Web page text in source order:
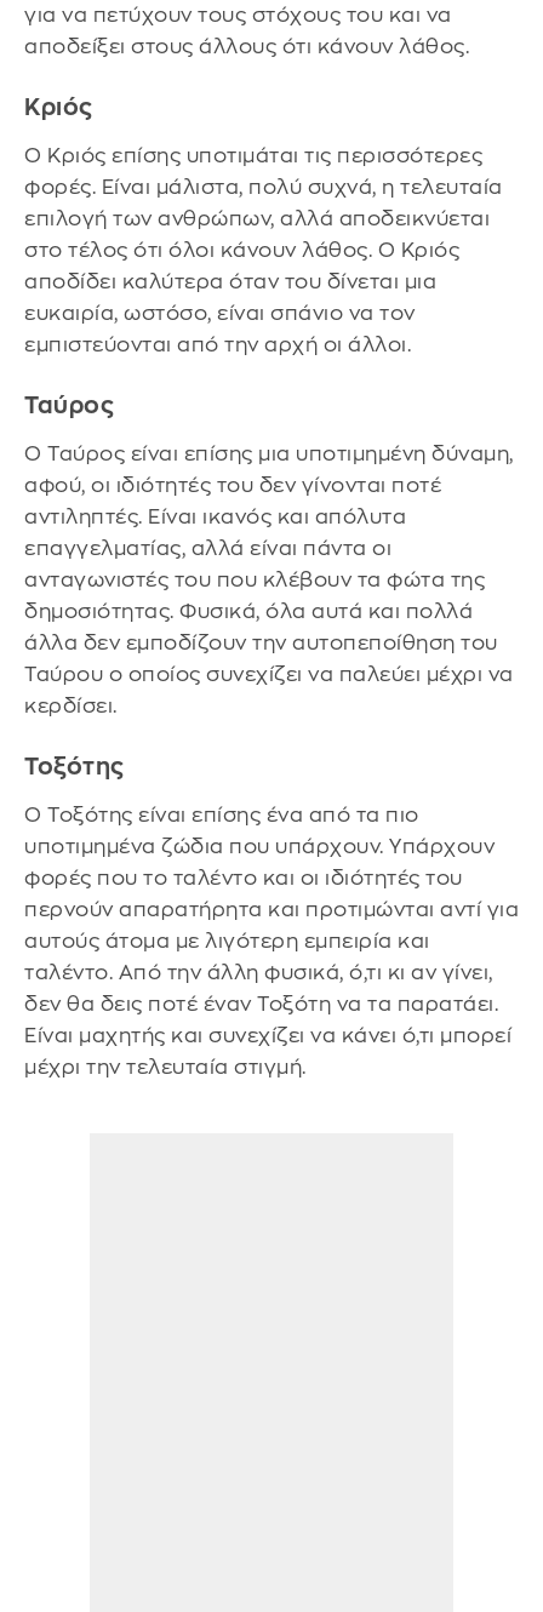
για να πετύχουν τους στόχους του και να
αποδείξει στους άλλους ότι κάνουν λάθος.
Κριός
Ο Κριός επίσης υποτιμάται τις περισσότερες
φορές. Είναι μάλιστα, πολύ συχνά, η τελευταία
επιλογή των ανθρώπων, αλλά αποδεικνύεται
στο τέλος ότι όλοι κάνουν λάθος. Ο Κριός
αποδίδει καλύτερα όταν του δίνεται μια
ευκαιρία, ωστόσο, είναι σπάνιο να τον
εμπιστεύονται από την αρχή οι άλλοι.
Ταύρος
Ο Ταύρος είναι επίσης μια υποτιμημένη δύναμη,
αφού, οι ιδιότητές του δεν γίνονται ποτέ
αντιληπτές. Είναι ικανός και απόλυτα
επαγγελματίας, αλλά είναι πάντα οι
ανταγωνιστές του που κλέβουν τα φώτα της
δημοσιότητας. Φυσικά, όλα αυτά και πολλά
άλλα δεν εμποδίζουν την αυτοπεποίθηση του
Ταύρου ο οποίος συνεχίζει να παλεύει μέχρι να
κερδίσει.
Τοξότης
Ο Τοξότης είναι επίσης ένα από τα πιο
υποτιμημένα ζώδια που υπάρχουν. Υπάρχουν
φορές που το ταλέντο και οι ιδιότητές του
περνούν απαρατήρητα και προτιμώνται αντί για
αυτούς άτομα με λιγότερη εμπειρία και
ταλέντο. Από την άλλη φυσικά, ό,τι κι αν γίνει,
δεν θα δεις ποτέ έναν Τοξότη να τα παρατάει.
Είναι μαχητής και συνεχίζει να κάνει ό,τι μπορεί
μέχρι την τελευταία στιγμή.